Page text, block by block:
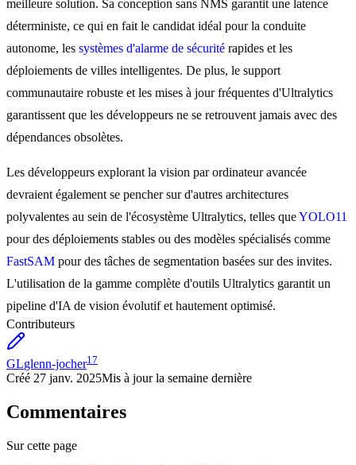
meilleure solution. Sa conception sans NMS garantit une latence
déterministe, ce qui en fait le candidat idéal pour la conduite
autonome, les systèmes d'alarme de sécurité rapides et les
déploiements de villes intelligentes. De plus, le support
communautaire robuste et les mises à jour fréquentes d'Ultralytics
garantissent que les développeurs ne se retrouvent jamais avec des
dépendances obsolètes.
Les développeurs explorant la vision par ordinateur avancée
devraient également se pencher sur d'autres architectures
polyvalentes au sein de l'écosystème Ultralytics, telles queYOLO11
pour des déploiements stables ou des modèles spécialisés comme
FastSAM pour des tâches de segmentation basées sur des invites.
L'utilisation de la gamme complète d'outils Ultralytics garantit un
pipeline d'IA de vision évolutif et hautement optimisé.
Contributeurs
GLglenn-jocher17
Créé 27 janv. 2025Mis à jour la semaine dernière
Commentaires
Sur cette page